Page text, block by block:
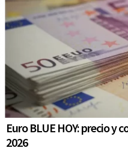
Euro BLUE HOY: precio y
2026